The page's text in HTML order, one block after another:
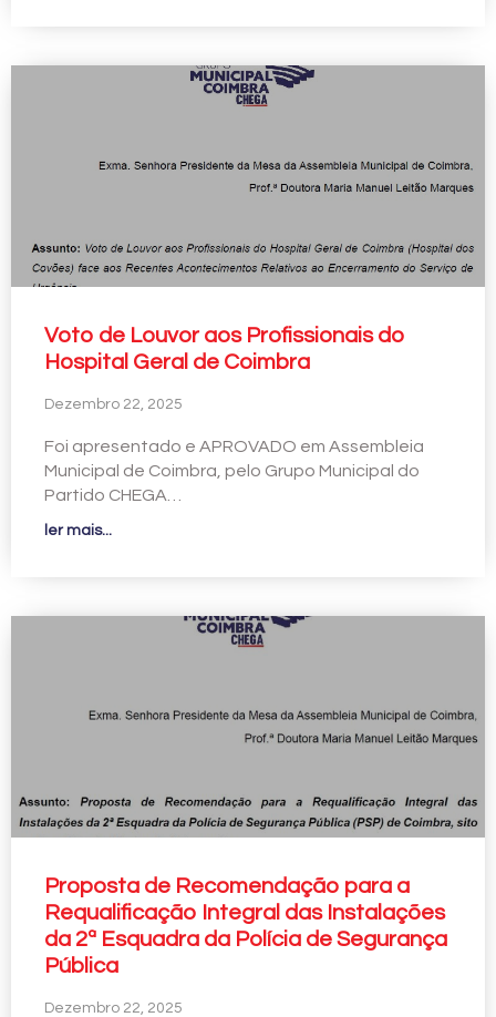
Voto de Louvor aos Profissionais do
Hospital Geral de Coimbra
Dezembro 22, 2025
Foi apresentado e APROVADO em Assembleia
Municipal de Coimbra, pelo Grupo Municipal do
Partido CHEGA…
ler mais...
Proposta de Recomendação para a
Requalificação Integral das Instalações
da 2ª Esquadra da Polícia de Segurança
Pública
Dezembro 22, 2025